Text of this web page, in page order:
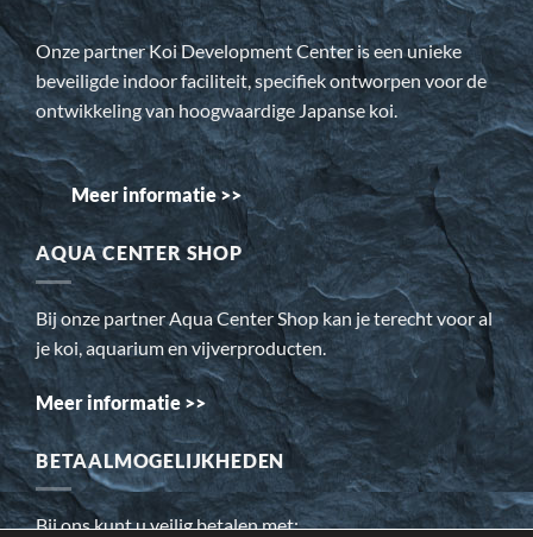
Onze partner Koi Development Center is een unieke
beveiligde indoor faciliteit, specifiek ontworpen voor de
ontwikkeling van hoogwaardige Japanse koi.
Meer informatie >>
AQUA CENTER SHOP
Bij onze partner Aqua Center Shop kan je terecht voor al
je koi, aquarium en vijverproducten.
Meer informatie >>
BETAALMOGELIJKHEDEN
Bij ons kunt u veilig betalen met: